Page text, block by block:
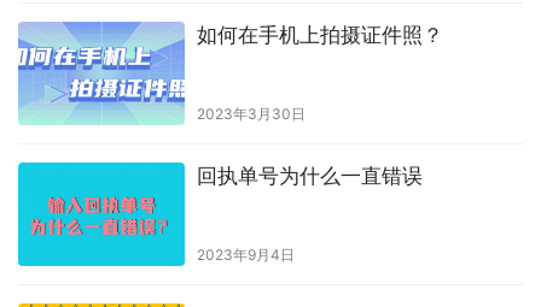
如何在手机上拍摄证件照？
2023年3月30日
回执单号为什么一直错误
2023年9月4日